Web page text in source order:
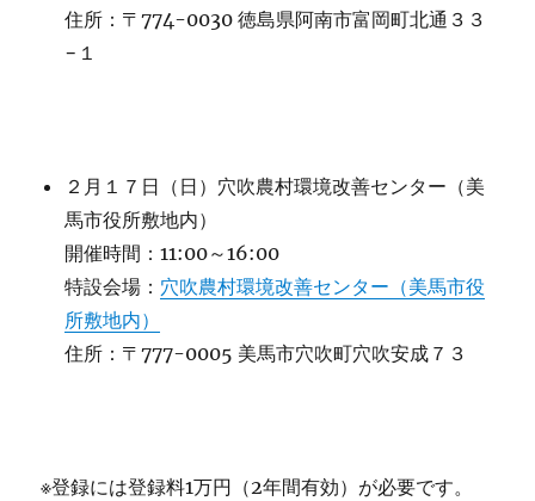
住所：〒774-0030 徳島県阿南市富岡町北通３３
−１
２月１７日（日）穴吹農村環境改善センター（美
馬市役所敷地内）
開催時間：11:00～16:00
特設会場： 穴吹農村環境改善センター（美馬市役
所敷地内）
住所：〒777-0005 美馬市穴吹町穴吹安成７３
※登録には登録料1万円（2年間有効）が必要です。